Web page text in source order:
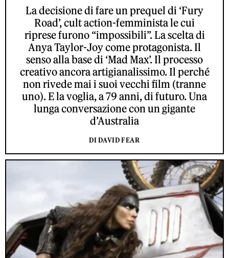
La decisione di fare un prequel di ‘Fury
Road’, cult action-femminista le cui
riprese furono “impossibili”. La scelta di
Anya Taylor-Joy come protagonista. Il
senso alla base di ‘Mad Max’. Il processo
creativo ancora artigianalissimo. Il perché
non rivede mai i suoi vecchi film (tranne
uno). E la voglia, a 79 anni, di futuro. Una
lunga conversazione con un gigante
d’Australia
DI DAVID FEAR